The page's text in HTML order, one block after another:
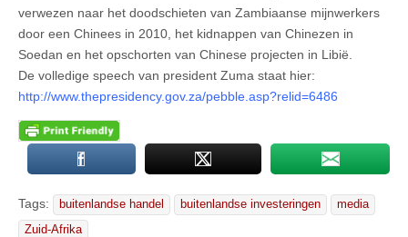
verwezen naar het doodschieten van Zambiaanse mijnwerkers
door een Chinees in 2010, het kidnappen van Chinezen in
Soedan en het opschorten van Chinese projecten in Libië.
De volledige speech van president Zuma staat hier:
http://www.thepresidency.gov.za/pebble.asp?relid=6486
Tags: buitenlandse handel buitenlandse investeringen
media
Zuid-Afrika